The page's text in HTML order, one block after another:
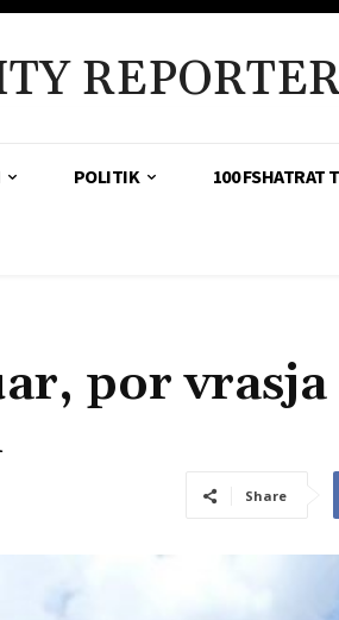
POLITIK 100 FSHATRAT
por vrasja
Share